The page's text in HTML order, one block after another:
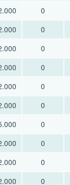
0
0
0
0
0
0
0
0
0
0